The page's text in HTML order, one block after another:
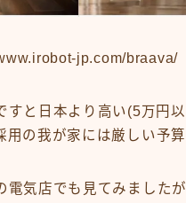
jp.com/braava/
すと日本より高い(5万円
用の我が家には厳しい予算
電気店でも見てみました